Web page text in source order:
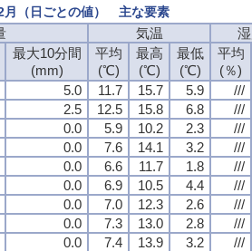
（日ごとの値） 主な要素
気温
最大10分間
(mm)
平均
(℃)
最高
(℃)
最低
(℃)
平均
(％)
5.0 11.7 15.7 5.9
///
2.5 12.5 15.8 6.8
///
0.0 5.9 10.2 2.3
///
0.0 7.6 14.1 3.2
///
0.0 6.6 11.7 1.8
///
0.0 6.9 10.5 4.4
///
0.0 7.0 12.3 2.6
///
0.0 7.3 13.0 2.8
///
0.0 7.4 13.9 3.2
///
気温
最大10分間
(mm)
平均
(℃)
最高
(℃)
最低
(℃)
平均
(％)
5.0 11.7 15.7 5.9
///
2.5 12.5 15.8 6.8
///
0.0 5.9 10.2 2.3
///
0.0 7.6 14.1 3.2
///
0.0 6.6 11.7 1.8
///
0.0 6.9 10.5 4.4
///
0.0 7.0 12.3 2.6
///
0.0 7.3 13.0 2.8
///
0.0 7.4 13.9 3.2
///
気温
最大10分間
(mm)
平均
(℃)
最高
(℃)
最低
(℃)
平均
(％)
5.0 11.7 15.7 5.9
///
2.5 12.5 15.8 6.8
///
0.0 5.9 10.2 2.3
///
0.0 7.6 14.1 3.2
///
0.0 6.6 11.7 1.8
///
0.0 6.9 10.5 4.4
///
0.0 7.0 12.3 2.6
///
0.0 7.3 13.0 2.8
///
0.0 7.4 13.9 3.2
///
気温
最大10分間
(mm)
平均
(℃)
最高
(℃)
最低
(℃)
平均
(％)
5.0 11.7 15.7 5.9
///
2.5 12.5 15.8 6.8
///
0.0 5.9 10.2 2.3
///
0.0 7.6 14.1 3.2
///
0.0 6.6 11.7 1.8
///
0.0 6.9 10.5 4.4
///
0.0 7.0 12.3 2.6
///
0.0 7.3 13.0 2.8
///
0.0 7.4 13.9 3.2
///